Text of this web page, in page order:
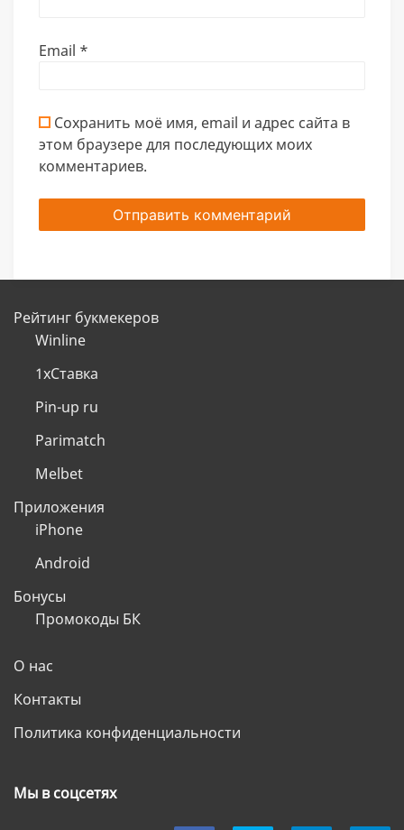
Email *
Сохранить моё имя, email и адрес сайта в
этом браузере для последующих моих
комментариев.
Рейтинг букмекеров
Winline
1хСтавка
Pin-up ru
Parimatch
Melbet
Приложения
iPhone
Android
Бонусы
Промокоды БК
О нас
Контакты
Политика конфиденциальности
Мы в соцсетях